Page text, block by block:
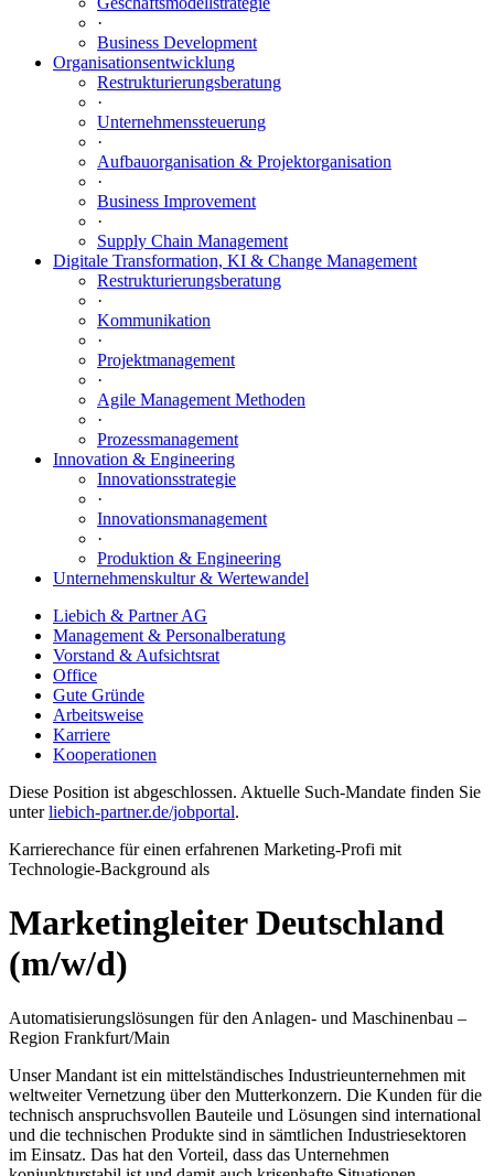
·
Business Development
Organisationsentwicklung
Restrukturierungsberatung
·
Unternehmenssteuerung
·
Aufbauorganisation & Projektorganisation
·
Business Improvement
·
Supply Chain Management
Digitale Transformation, KI & Change Management
Restrukturierungsberatung
·
Kommunikation
·
Projektmanagement
·
Agile Management Methoden
·
Prozessmanagement
Innovation & Engineering
Innovationsstrategie
·
Innovationsmanagement
·
Produktion & Engineering
Unternehmenskultur & Wertewandel
Liebich & Partner AG
Management & Personalberatung
Vorstand & Aufsichtsrat
Office
Gute Gründe
Arbeitsweise
Karriere
Kooperationen
Diese Position ist abgeschlossen. Aktuelle Such-Mandate finden Sie
unterliebich-partner.de/jobportal.
Karrierechance für einen erfahrenen Marketing-Profi mit
Technologie-Background als
Marketingleiter Deutschland
(m/w/d)
Automatisierungslösungen für den Anlagen- und Maschinenbau –
Region Frankfurt/Main
Unser Mandant ist ein mittelständisches Industrieunternehmen mit
weltweiter Vernetzung über den Mutterkonzern. Die Kunden für die
technisch anspruchsvollen Bauteile und Lösungen sind international
und die technischen Produkte sind in sämtlichen Industriesektoren
im Einsatz. Das hat den Vorteil, dass das Unternehmen